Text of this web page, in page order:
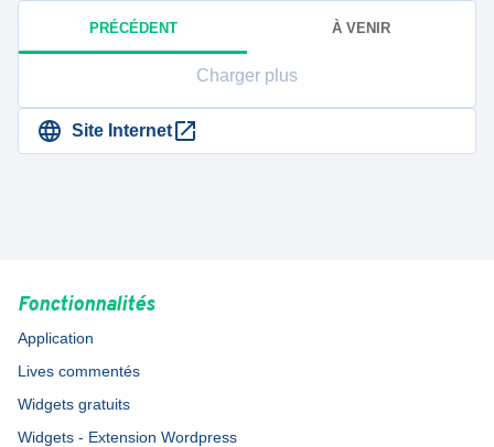
PRÉCÉDENT À VENIR
Charger plus
Site Internet
Fonctionnalités
Application
Lives commentés
Widgets gratuits
Widgets - Extension Wordpress